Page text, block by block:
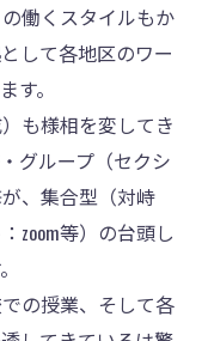
働くスタイルもか
して各地区のワー
す。
も様相を変してき
グループ（セクシ
、集合型（対峙
zoom等）の台頭し
の授業、そして各